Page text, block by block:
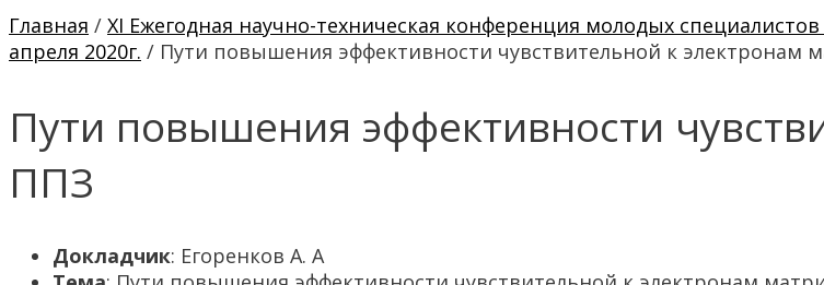
Главная / XI Ежегодная научно-техническая конференция молодых
апреля 2020г. / Пути повышения эффективности чувствительной к электронам
Пути повышения эффективности
ППЗ
Докладчик: Егоренков А. А